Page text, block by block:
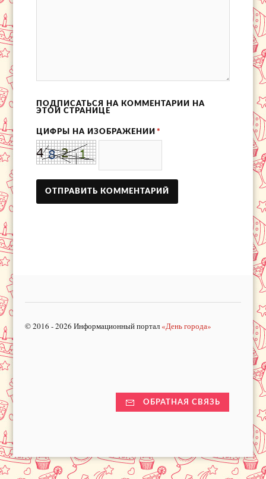
ПОДПИСАТЬСЯ НА КОММЕНТАРИИ НА
ЭТОЙ СТРАНИЦЕ
ЦИФРЫ НА ИЗОБРАЖЕНИИ *
© 2016 - 2026 Информационный портал «День города»
ОБРАТНАЯ СВЯЗЬ